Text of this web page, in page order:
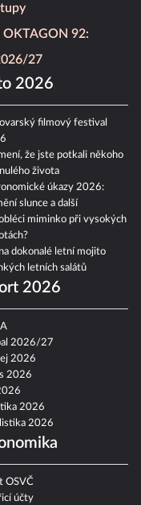
OKTAGON 92:
27
2026
filmový festival
že jste potkali někoho
života
úkazy 2026:
slunce a další
miminko při vysokých
dokonalé letní mojito
letních salátů
2026
2026/27
2026
2026
2026
2026
OSVČ
účty